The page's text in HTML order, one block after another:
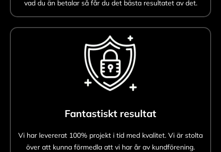
vad du än betalar så får du det bästa resultatet av det.
Fantastiskt resultat
Vi har levererat 100% projekt i tid med kvalitet. Vi är stolta
över att kunna förmedla att vi har år av kundförening.